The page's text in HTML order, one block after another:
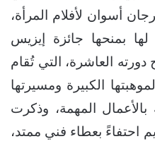
أسوان لأفلام المرأة،
بمنحها جائزة إيزيس
دورته العاشرة، التي تُقام
لموهبتها الكبيرة ومسيرتها
بالأعمال المهمة، وذكرت
احتفاءً بعطاء فني ممتد،